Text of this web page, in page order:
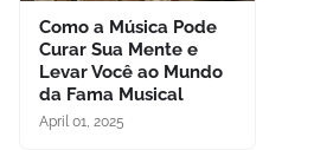
Como a Música Pode
Curar Sua Mente e
Levar Você ao Mundo
da Fama Musical
April 01, 2025